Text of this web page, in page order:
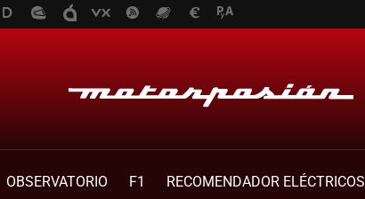
OBSERVATORIO F1
RECOMENDADOR ELÉCTRICOS